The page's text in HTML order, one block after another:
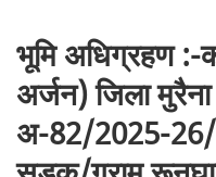
भूमि अधिग्रहण :-
अर्जन) जिला
अ-82/2025-